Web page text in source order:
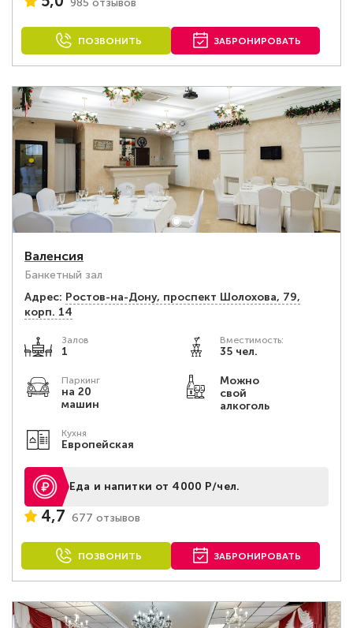
ПОЗВОНИТЬ ЗАБРОНИРОВАТЬ
Валенсия
Банкетный зал
Адрес: Ростов-на-Дону, проспект Шолохова, 79,
корп. 14
Залов
1
Вместимость:
35 чел.
Паркинг
на 20
машин
Можно
свой
алкоголь
Кухня
Европейская
Еда и напитки от 4000 Р/чел.
4,7 677 отзывов
ПОЗВОНИТЬ ЗАБРОНИРОВАТЬ